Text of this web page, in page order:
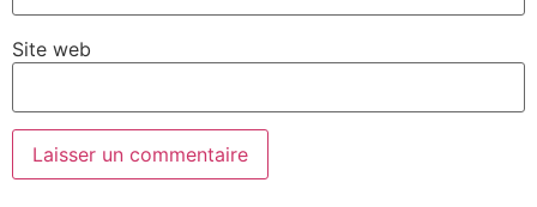
Site web